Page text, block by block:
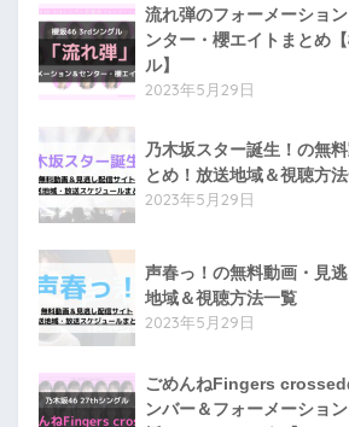
流れ弾のフォーメーショ
ンター・櫻エイトまとめ
ル】
2023年5月29日
乃木坂スター誕生！の無
とめ！放送地域＆視聴方
2023年5月29日
声春っ！の無料動画・見
地域＆視聴方法一覧
2023年5月29日
ごめんねFingers crossed
ンバー＆フォーメーショ